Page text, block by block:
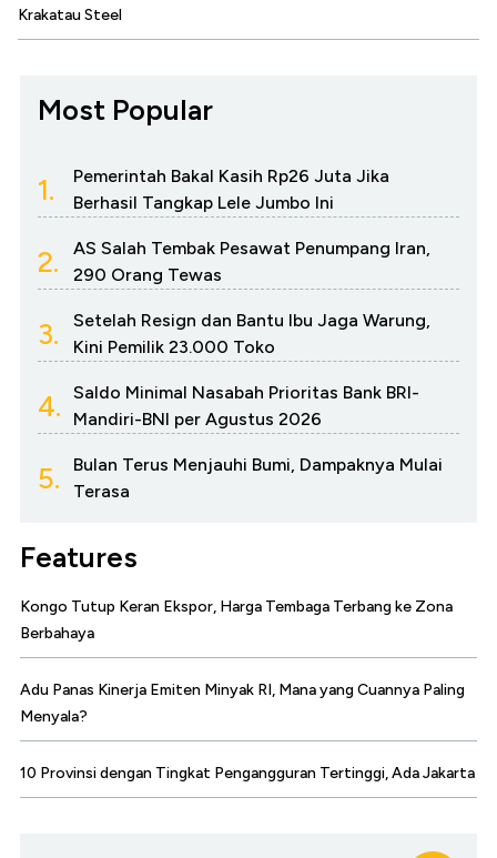
Krakatau Steel
Most Popular
1.
Pemerintah Bakal Kasih Rp26 Juta Jika
Berhasil Tangkap Lele Jumbo Ini
2.
AS Salah Tembak Pesawat Penumpang Iran,
290 Orang Tewas
3.
Setelah Resign dan Bantu Ibu Jaga Warung,
Kini Pemilik 23.000 Toko
4.
Saldo Minimal Nasabah Prioritas Bank BRI-
Mandiri-BNI per Agustus 2026
5.
Bulan Terus Menjauhi Bumi, Dampaknya Mulai
Terasa
Features
Kongo Tutup Keran Ekspor, Harga Tembaga Terbang ke Zona
Berbahaya
Adu Panas Kinerja Emiten Minyak RI, Mana yang Cuannya Paling
Menyala?
10 Provinsi dengan Tingkat Pengangguran Tertinggi, Ada Jakarta